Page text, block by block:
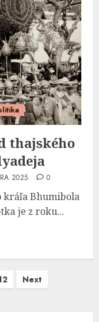
thajského
2025 0
kráľa Bhumibola
je z roku...
Next